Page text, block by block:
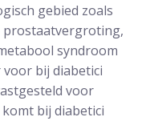
gebied zoals
prostaatvergroting,
syndroom
bij diabetici
voor
bij diabetici